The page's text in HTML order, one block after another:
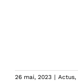
26 mai, 2023 | Actus,